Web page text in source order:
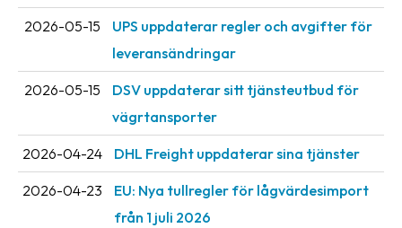
Medarbetare
Jobb
&
Nyhetsarkiv
Kontakta
2026-05-15
UPS uppdaterar regler och avgifter för
leveransändringar
2026-05-15
DSV uppdaterar sitt tjänsteutbud för
vägrtansporter
2026-04-24 DHL Freight uppdaterar sina tjänster
2026-04-23
EU: Nya tullregler för låg­värdesimport
från 1 juli 2026